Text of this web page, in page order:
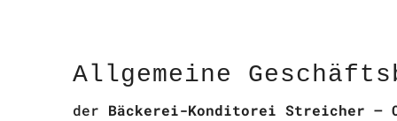
Allgemeine
der Bäckerei-Konditorei Streicher –